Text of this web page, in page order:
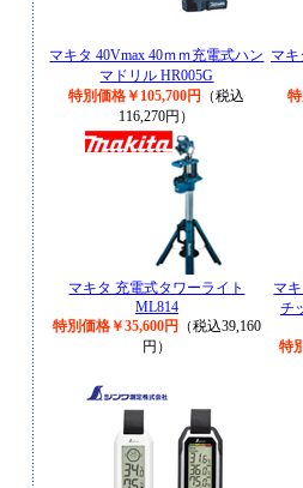
マキタ 40Vmax 40ｍｍ充電式ハン
マドリル HR005G
特別価格￥105,700円
（税込
116,270円）
マキ
マキタ 充電式タワーライト
ML814
特別価格￥35,600円
（税込39,160
円）
マ
チ
特